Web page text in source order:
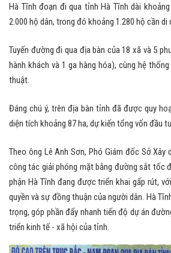
Hà Tĩnh đoạn đi qua tỉnh Hà Tĩnh dài
2.000 hộ dân, trong đó khoảng 1.280 hộ cần
Tuyến đường đi qua địa bàn của 18 xã và 5
hành khách và 1 ga hàng hóa), cùng hệ
thuật.
Đáng chú ý, trên địa bàn tỉnh đã được quy
diện tích khoảng 87 ha, dự kiến tổng vốn đầu
Theo ông Lê Anh Sơn, Phó Giám đốc Sở
công tác giải phóng mặt bằng đường sắt tốc
phận Hà Tĩnh đang được triển khai gấp rút,
quyền và sự đồng thuận của người dân. Hà
trọng, góp phần đẩy nhanh tiến độ dự án
triển kinh tế - xã hội của tỉnh.